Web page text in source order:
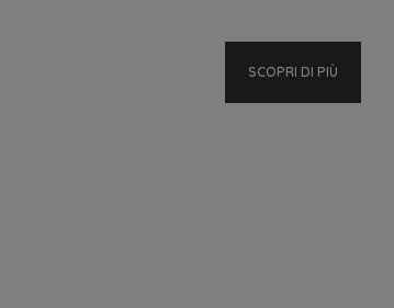
SCOPRI DI PIÙ